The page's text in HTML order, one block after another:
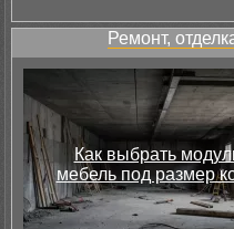
Ремонт,
Как выбрать
мебель под размер